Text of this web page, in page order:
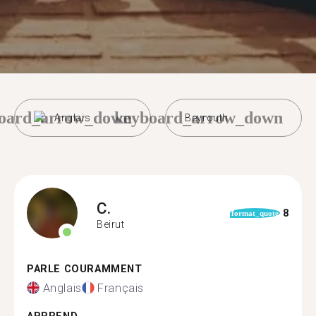
Anglais Beyrouth
keyboard_arrow_down
C.
Beirut
format_quote 8
PARLE COURAMMENT
Anglais Français